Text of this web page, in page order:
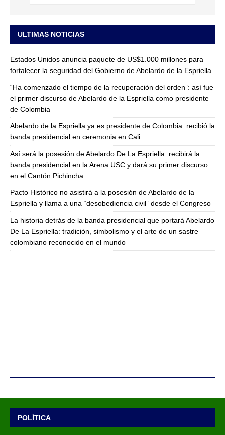
ULTIMAS NOTICIAS
Estados Unidos anuncia paquete de US$1.000 millones para
fortalecer la seguridad del Gobierno de Abelardo de la Espriella
“Ha comenzado el tiempo de la recuperación del orden”: así fue
el primer discurso de Abelardo de la Espriella como presidente
de Colombia
Abelardo de la Espriella ya es presidente de Colombia: recibió la
banda presidencial en ceremonia en Cali
Así será la posesión de Abelardo De La Espriella: recibirá la
banda presidencial en la Arena USC y dará su primer discurso
en el Cantón Pichincha
Pacto Histórico no asistirá a la posesión de Abelardo de la
Espriella y llama a una “desobediencia civil” desde el Congreso
La historia detrás de la banda presidencial que portará Abelardo
De La Espriella: tradición, simbolismo y el arte de un sastre
colombiano reconocido en el mundo
POLÍTICA